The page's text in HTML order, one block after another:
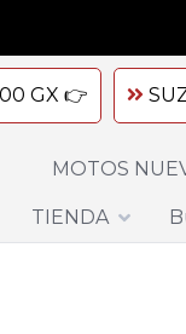
GX 👉
MOTOS
TIENDA